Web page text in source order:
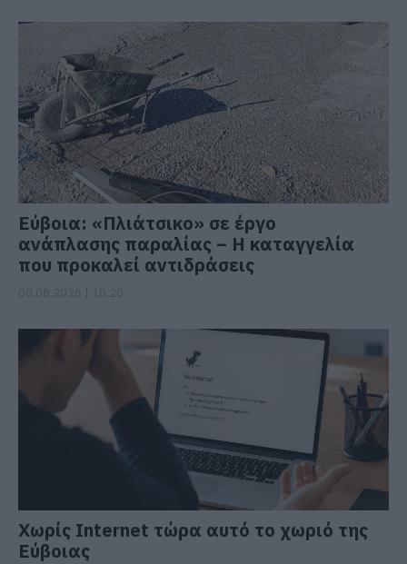
Εύβοια: «Πλιάτσικο» σε έργο
ανάπλασης παραλίας – Η καταγγελία
που προκαλεί αντιδράσεις
Χωρίς Internet τώρα αυτό το χωριό της
Εύβοιας